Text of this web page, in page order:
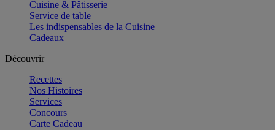
Cuisine & Pâtisserie
Service de table
Les indispensables de la Cuisine
Cadeaux
Découvrir
Recettes
Nos Histoires
Services
Concours
Carte Cadeau